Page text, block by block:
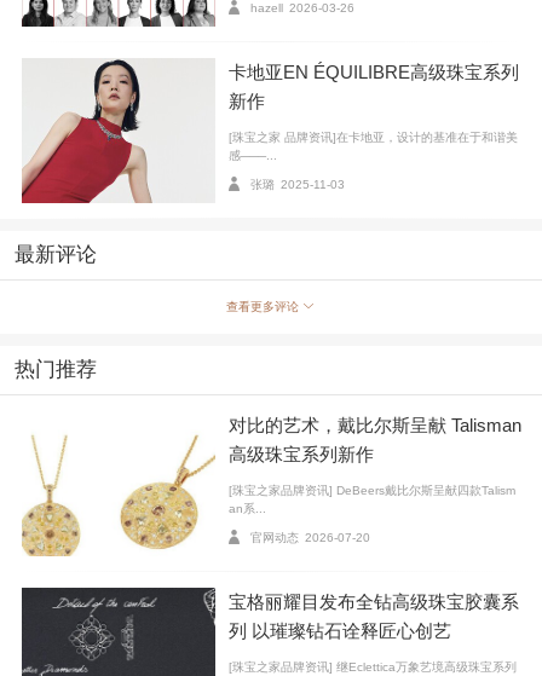
hazell 2026-03-26
卡地亚EN ÉQUILIBRE高级珠宝系列
新作
[珠宝之家 品牌资讯]在卡地亚，设计的基准在于和谐美
感───...
张璐 2025-11-03
最新评论
查看更多评论
热门推荐
对比的艺术，戴比尔斯呈献 Talisman
高级珠宝系列新作
[珠宝之家品牌资讯] DeBeers戴比尔斯呈献四款Talism
an系...
官网动态 2026-07-20
宝格丽耀目发布全钻高级珠宝胶囊系
列 以璀璨钻石诠释匠心创艺
[珠宝之家品牌资讯] 继Eclettica万象艺境高级珠宝系列